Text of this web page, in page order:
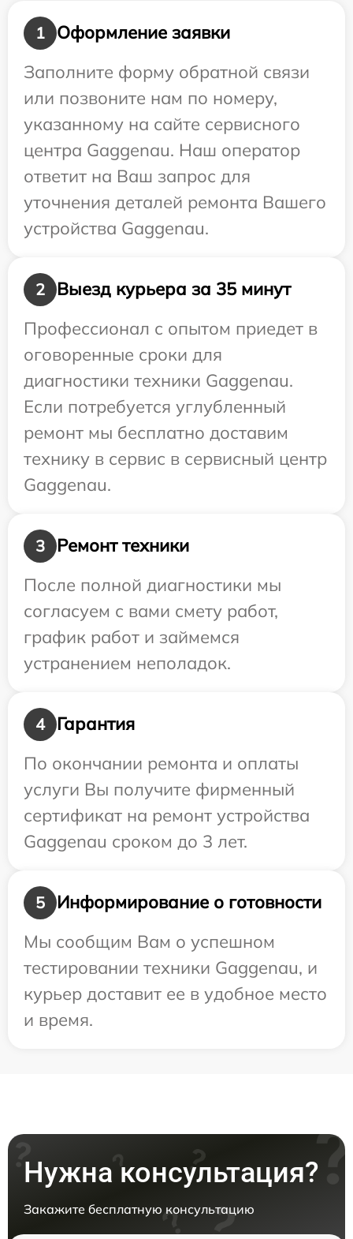
1
Оформление заявки
Заполните форму обратной связи
или позвоните нам по номеру,
указанному на сайте сервисного
центра Gaggenau. Наш оператор
ответит на Ваш запрос для
уточнения деталей ремонта Вашего
устройства Gaggenau.
2
Выезд курьера за 35 минут
Профессионал с опытом приедет в
оговоренные сроки для
диагностики техники Gaggenau.
Если потребуется углубленный
ремонт мы бесплатно доставим
технику в сервис в сервисный центр
Gaggenau.
3
Ремонт техники
После полной диагностики мы
согласуем с вами смету работ,
график работ и займемся
устранением неполадок.
4
Гарантия
По окончании ремонта и оплаты
услуги Вы получите фирменный
сертификат на ремонт устройства
Gaggenau сроком до 3 лет.
5
Информирование о готовности
Мы сообщим Вам о успешном
тестировании техники Gaggenau, и
курьер доставит ее в удобное место
и время.
Нужна консультация?
Закажите бесплатную консультацию